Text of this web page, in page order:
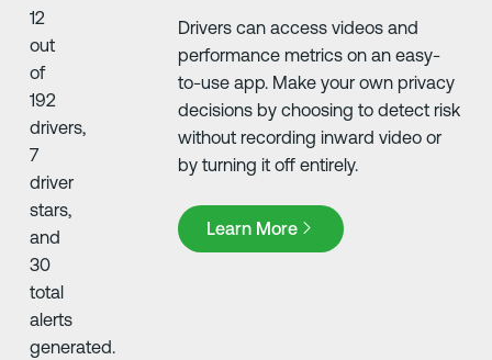
Drivers can access videos and
performance metrics on an easy-
to-use app. Make your own privacy
decisions by choosing to detect risk
without recording inward video or
by turning it off entirely.
Learn More
Learn More